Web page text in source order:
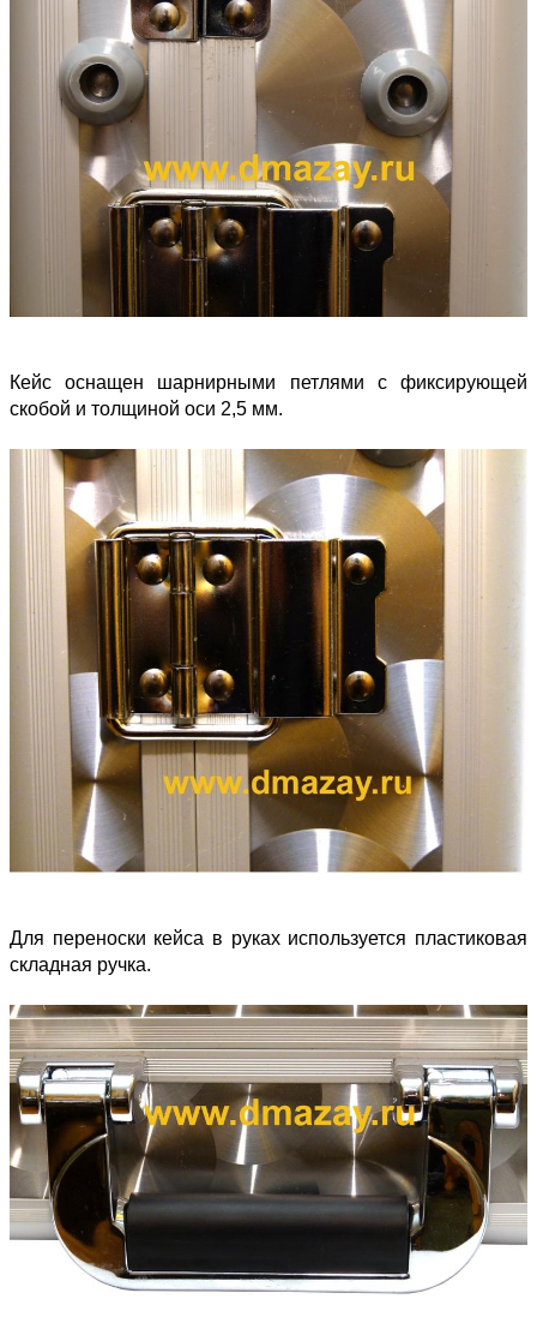
Кейс оснащен шарнирными петлями с фиксирующей
скобой и толщиной оси 2,5 мм.
Для переноски кейса в руках используется пластиковая
складная ручка.